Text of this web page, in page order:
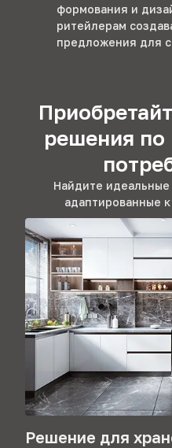
формования и
ритейлерам
предложения для
решения по
Найдите
адаптированные
Решение для